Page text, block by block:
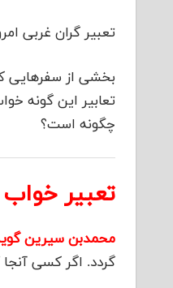
تعبیر گران غربی
بخشی از سفرهایی
تعابیر این گونه
چگونه است؟
تعبیر
محمدبن سیرین
گردد. اگر کسی آنجا